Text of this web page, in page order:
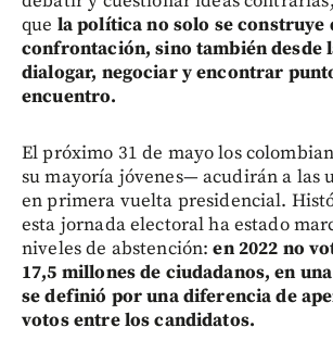
que la política no solo se construye
confrontación, sino también desde
dialogar, negociar y encontrar
encuentro.
El próximo 31 de mayo los
su mayoría jóvenes— acudirán a las
en primera vuelta presidencial.
esta jornada electoral ha estado
niveles de abstención:en 2022 no
17,5 millones de ciudadanos, en
se definió por una diferencia de
votos entre los candidatos.